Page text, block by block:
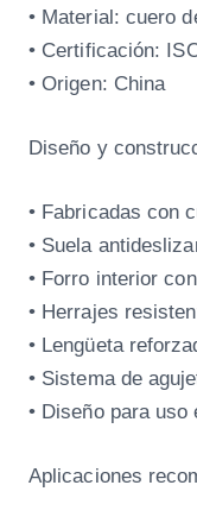
• Material: cuero
• Certificación:
• Origen: China
Diseño y
• Fabricadas con
• Suela
• Forro interior
• Herrajes
• Lengüeta
• Sistema de
• Diseño para uso
Aplicaciones